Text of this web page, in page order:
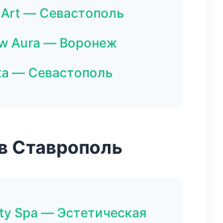
Art — Севастополь
Aura — Воронеж
— Севастополь
Ставрополь
Spa — Эстетическая